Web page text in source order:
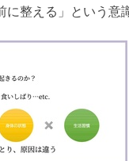
に整える」という意